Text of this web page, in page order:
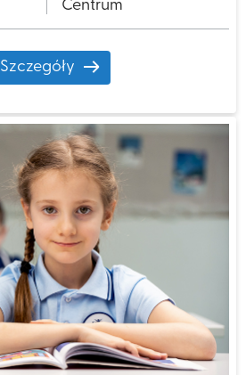
Centrum
Szczegóły